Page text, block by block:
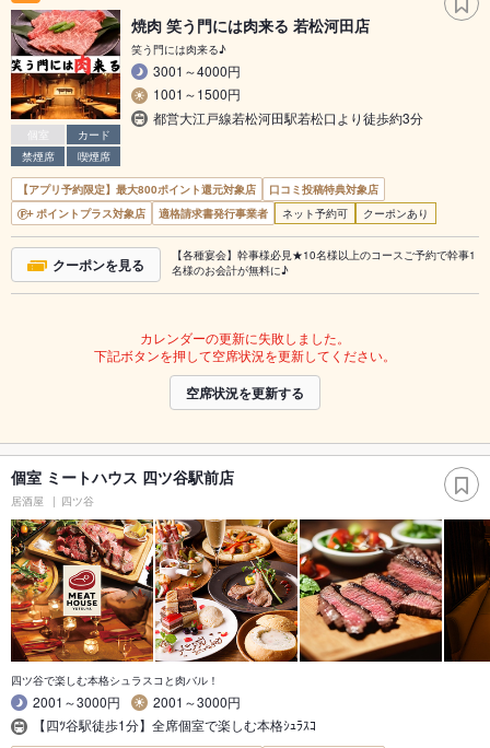
個室
カード
禁煙席
喫煙席
焼肉 笑う門には肉来る 若松河田店
笑う門には肉来る♪
3001～4000円
1001～1500円
都営大江戸線若松河田駅若松口より徒歩約3分
【アプリ予約限定】最大800ポイント還元対象店
口コミ投稿特典対象店
ポイントプラス対象店
適格請求書発行事業者 ネット予約可 クーポンあり
クーポンを見る
【各種宴会】幹事様必見★10名様以上のコースご予約で幹事1
名様のお会計が無料に♪
カレンダーの更新に失敗しました。
下記ボタンを押して空席状況を更新してください。
空席状況を更新する
個室 ミートハウス 四ツ谷駅前店
居酒屋 四ツ谷
四ツ谷で楽しむ本格シュラスコと肉バル！
2001～3000円
2001～3000円
【四ﾂ谷駅徒歩1分】全席個室で楽しむ本格ｼｭﾗｽｺ